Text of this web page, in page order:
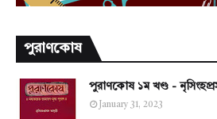
পুরাণকোষ
পুরাণকোষ ১ম খণ্ড -
January 31, 2023